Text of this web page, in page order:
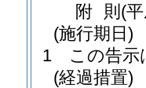
附 則 (
(施行期日)
1
この告示
(経過措置)